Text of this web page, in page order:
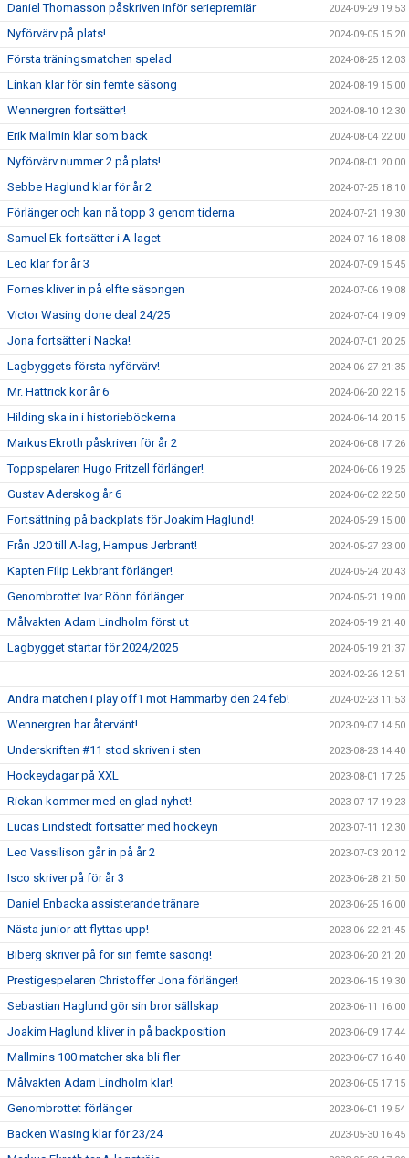
Daniel Thomasson påskriven inför seriepremiär 2024-09-29 19:53
Nyförvärv på plats! 2024-09-05 15:20
Första träningsmatchen spelad 2024-08-25 12:03
Linkan klar för sin femte säsong 2024-08-19 15:00
Wennergren fortsätter! 2024-08-10 12:30
Erik Mallmin klar som back 2024-08-04 22:00
Nyförvärv nummer 2 på plats! 2024-08-01 20:00
Sebbe Haglund klar för år 2 2024-07-25 18:10
Förlänger och kan nå topp 3 genom tiderna 2024-07-21 19:30
Samuel Ek fortsätter i A-laget 2024-07-16 18:08
Leo klar för år 3 2024-07-09 15:45
Fornes kliver in på elfte säsongen 2024-07-06 19:08
Victor Wasing done deal 24/25 2024-07-04 19:09
Jona fortsätter i Nacka! 2024-07-01 20:25
Lagbyggets första nyförvärv! 2024-06-27 21:35
Mr. Hattrick kör år 6 2024-06-20 22:15
Hilding ska in i historieböckerna 2024-06-14 20:15
Markus Ekroth påskriven för år 2 2024-06-08 17:26
Toppspelaren Hugo Fritzell förlänger! 2024-06-06 19:25
Gustav Aderskog år 6 2024-06-02 22:50
Fortsättning på backplats för Joakim Haglund! 2024-05-29 15:00
Från J20 till A-lag, Hampus Jerbrant! 2024-05-27 23:00
Kapten Filip Lekbrant förlänger! 2024-05-24 20:43
Genombrottet Ivar Rönn förlänger 2024-05-21 19:00
Målvakten Adam Lindholm först ut 2024-05-19 21:40
Lagbygget startar för 2024/2025 2024-05-19 21:37
2024-02-26 12:51
Andra matchen i play off1 mot Hammarby den 24 feb! 2024-02-23 11:53
Wennergren har återvänt! 2023-09-07 14:50
Underskriften #11 stod skriven i sten 2023-08-23 14:40
Hockeydagar på XXL 2023-08-01 17:25
Rickan kommer med en glad nyhet! 2023-07-17 19:23
Lucas Lindstedt fortsätter med hockeyn 2023-07-11 12:30
Leo Vassilison går in på år 2 2023-07-03 20:12
Isco skriver på för år 3 2023-06-28 21:50
Daniel Enbacka assisterande tränare 2023-06-25 16:00
Nästa junior att flyttas upp! 2023-06-22 21:45
Biberg skriver på för sin femte säsong! 2023-06-20 21:20
Prestigespelaren Christoffer Jona förlänger! 2023-06-15 19:30
Sebastian Haglund gör sin bror sällskap 2023-06-11 16:00
Joakim Haglund kliver in på backposition 2023-06-09 17:44
Mallmins 100 matcher ska bli fler 2023-06-07 16:40
Målvakten Adam Lindholm klar! 2023-06-05 17:15
Genombrottet förlänger 2023-06-01 19:54
Backen Wasing klar för 23/24 2023-05-30 16:45